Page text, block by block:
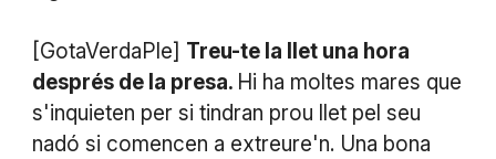
[GotaVerdaPle] Treu-te la llet una hora
després de la presa. Hi ha moltes mares que
s'inquieten per si tindran prou llet pel seu
nadó si comencen a extreure'n. Una bona